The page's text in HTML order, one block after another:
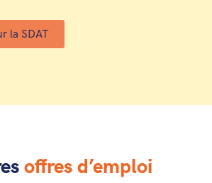
la SDAT
offres d’emploi